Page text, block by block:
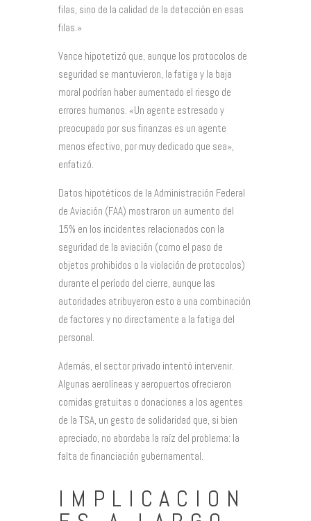
filas, sino de la calidad de la detección en esas
filas.»
Vance hipotetizó que, aunque los protocolos de
seguridad se mantuvieron, la fatiga y la baja
moral podrían haber aumentado el riesgo de
errores humanos. «Un agente estresado y
preocupado por sus finanzas es un agente
menos efectivo, por muy dedicado que sea»,
enfatizó.
Datos hipotéticos de la Administración Federal
de Aviación (FAA) mostraron un aumento del
15% en los incidentes relacionados con la
seguridad de la aviación (como el paso de
objetos prohibidos o la violación de protocolos)
durante el período del cierre, aunque las
autoridades atribuyeron esto a una combinación
de factores y no directamente a la fatiga del
personal.
Además, el sector privado intentó intervenir.
Algunas aerolíneas y aeropuertos ofrecieron
comidas gratuitas o donaciones a los agentes
de la TSA, un gesto de solidaridad que, si bien
apreciado, no abordaba la raíz del problema: la
falta de financiación gubernamental.
IMPLICACION